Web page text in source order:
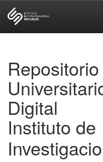
Repositorio
Digital
Instituto de